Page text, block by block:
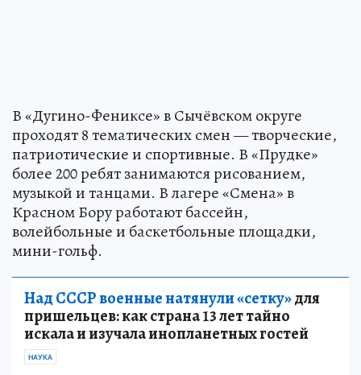
В «Дугино-Фениксе» в Сычёвском округе
проходят 8 тематических смен — творческие,
патриотические и спортивные. В «Прудке»
более 200 ребят занимаются рисованием,
музыкой и танцами. В лагере «Смена» в
Красном Бору работают бассейн,
волейбольные и баскетбольные площадки,
мини-гольф.
Над СССР военные натянули «сетку»для
пришельцев: как страна 13 лет тайно
искала и изучала инопланетных гостей
НАУКА